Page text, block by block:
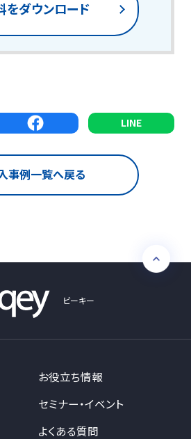
をダウンロード
事例一覧へ戻る
ビーキー
お役立ち情報
セミナー・イベント
よくある質問